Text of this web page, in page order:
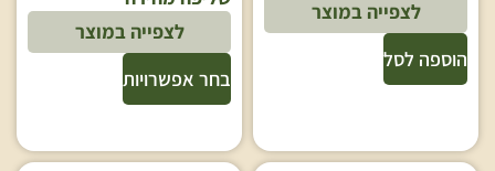
הוספה לסל
לצפייה במוצר
בחר אפשרויות
לצפייה במוצר